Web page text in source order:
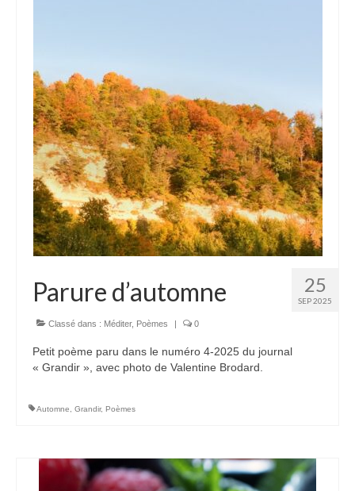
25
SEP 2025
Parure d’automne
Classé dans : Méditer, Poèmes 0
Petit poème paru dans le numéro 4-2025 du journal
« Grandir », avec photo de Valentine Brodard.
Automne, Grandir, Poèmes